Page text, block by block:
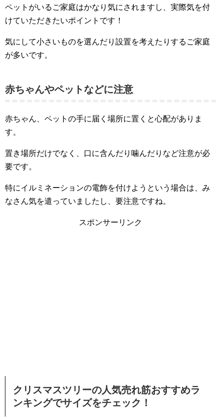
ペットがいるご家庭はかなり気にされますし、実際気を付
けていただきたいポイントです！
気にして小さいものを選んだり設置を考えたりするご家庭
が多いです。
赤ちゃんやペットなどに注意
赤ちゃん、ペットの手に届く場所に置くと心配がありま
す。
置き場所だけでなく、口に含んだり噛んだりなど注意が必
要です。
特にイルミネーションの電飾を付けようという場合は、み
なさん気を遣っていましたし、要注意ですね。
スポンサーリンク
クリスマスツリーの人気売れ筋おすすめラ
ンキングでサイズをチェック！